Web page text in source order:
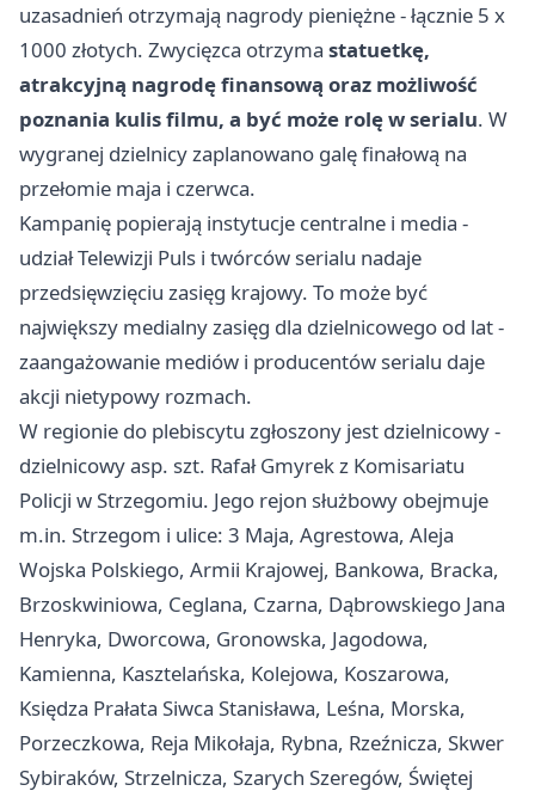
uzasadnień otrzymają nagrody pieniężne - łącznie 5 x
1000 złotych. Zwycięzca otrzyma statuetkę,
atrakcyjną nagrodę finansową oraz możliwość
poznania kulis filmu, a być może rolę w serialu. W
wygranej dzielnicy zaplanowano galę finałową na
przełomie maja i czerwca.
Kampanię popierają instytucje centralne i media -
udział Telewizji Puls i twórców serialu nadaje
przedsięwzięciu zasięg krajowy. To może być
największy medialny zasięg dla dzielnicowego od lat -
zaangażowanie mediów i producentów serialu daje
akcji nietypowy rozmach.
W regionie do plebiscytu zgłoszony jest dzielnicowy -
dzielnicowy asp. szt. Rafał Gmyrek z Komisariatu
Policji w Strzegomiu. Jego rejon służbowy obejmuje
m.in. Strzegom i ulice: 3 Maja, Agrestowa, Aleja
Wojska Polskiego, Armii Krajowej, Bankowa, Bracka,
Brzoskwiniowa, Ceglana, Czarna, Dąbrowskiego Jana
Henryka, Dworcowa, Gronowska, Jagodowa,
Kamienna, Kasztelańska, Kolejowa, Koszarowa,
Księdza Prałata Siwca Stanisława, Leśna, Morska,
Porzeczkowa, Reja Mikołaja, Rybna, Rzeźnicza, Skwer
Sybiraków, Strzelnicza, Szarych Szeregów, Świętej